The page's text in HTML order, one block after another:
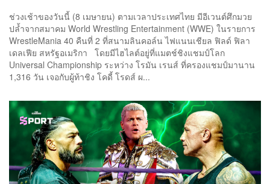
ช่วงเช้าของวันนี้ (8 เมษายน) ตามเวลาประเทศไทย มีอีเวนต์ศึกมวย
ปล้ำจากสมาคม World Wrestling Entertainment (WWE) ในรายการ
WrestleMania 40 คืนที่ 2 ที่สนามลินคอล์น ไฟแนนเชียล ฟิลด์ ฟิลา
เดลเฟีย สหรัฐอเมริกา โดยมีไฮไลต์อยู่ที่แมตช์ชิงแชมป์โลก
Universal Championship ระหว่าง โรมัน เรนส์ ที่ครองแชมป์มานาน
1,316 วัน เจอกับผู้ท้าชิง โคดี้ โรดส์ ผ...